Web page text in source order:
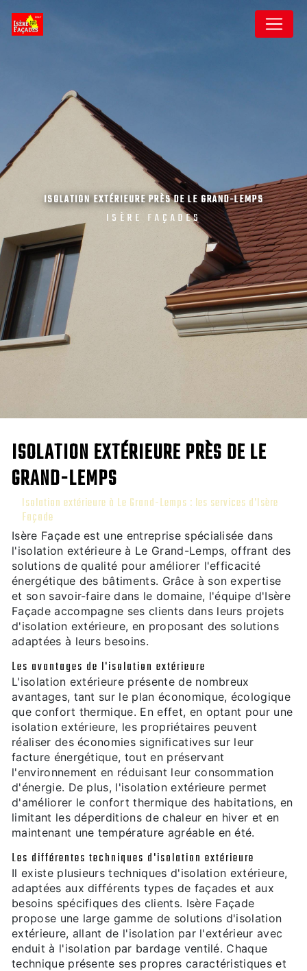
ISOLATION EXTÉRIEURE PRÈS DE LE GRAND-LEMPS
ISÈRE FAÇADES
ISOLATION EXTÉRIEURE PRÈS DE LE
GRAND-LEMPS
Isolation extérieure à Le Grand-Lemps : les services d'Isère
Façade
Isère Façade est une entreprise spécialisée dans
l'isolation extérieure à Le Grand-Lemps, offrant des
solutions de qualité pour améliorer l'efficacité
énergétique des bâtiments. Grâce à son expertise
et son savoir-faire dans le domaine, l'équipe d'Isère
Façade accompagne ses clients dans leurs projets
d'isolation extérieure, en proposant des solutions
adaptées à leurs besoins.
Les avantages de l'isolation extérieure
L'isolation extérieure présente de nombreux
avantages, tant sur le plan économique, écologique
que confort thermique. En effet, en optant pour une
isolation extérieure, les propriétaires peuvent
réaliser des économies significatives sur leur
facture énergétique, tout en préservant
l'environnement en réduisant leur consommation
d'énergie. De plus, l'isolation extérieure permet
d'améliorer le confort thermique des habitations, en
limitant les déperditions de chaleur en hiver et en
maintenant une température agréable en été.
Les différentes techniques d'isolation extérieure
Il existe plusieurs techniques d'isolation extérieure,
adaptées aux différents types de façades et aux
besoins spécifiques des clients. Isère Façade
propose une large gamme de solutions d'isolation
extérieure, allant de l'isolation par l'extérieur avec
enduit à l'isolation par bardage ventilé. Chaque
technique présente ses propres caractéristiques et